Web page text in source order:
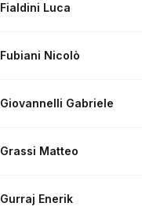
Fialdini Luca
Fubiani Nicolò
Giovannelli Gabriele
Grassi Matteo
Gurraj Enerik